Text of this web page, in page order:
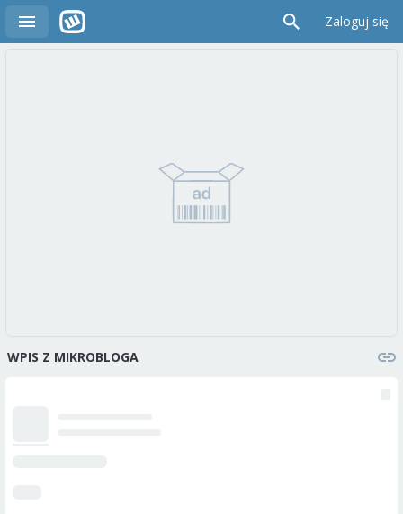
Zaloguj się
WPIS Z MIKROBLOGA